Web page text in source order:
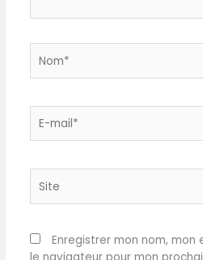
mail*
Enregistrer mon nom,